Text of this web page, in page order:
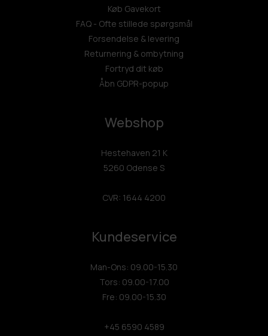
Køb Gavekort
FAQ - Ofte stillede spørgsmål
Forsendelse & levering
Returnering & ombytning
Fortryd dit køb
Åbn GDPR-popup
Webshop
Hestehaven 21 K
5260 Odense S
CVR: 1644 4200
Kundeservice
Man-Ons: 09.00-15.30
Tors: 09.00-17.00
Fre: 09.00-15.30
+45 6590 4589